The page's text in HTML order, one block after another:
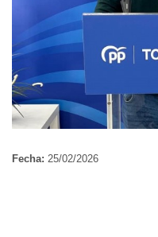
Fecha: 25/02/2026